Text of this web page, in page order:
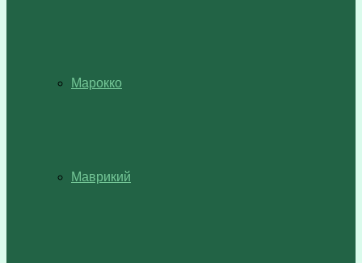
Марокко
Маврикий